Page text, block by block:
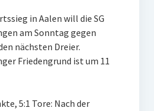
in Aalen will die SG
am Sonntag gegen
nächsten Dreier.
Friedengrund ist um 11
5:1 Tore: Nach der